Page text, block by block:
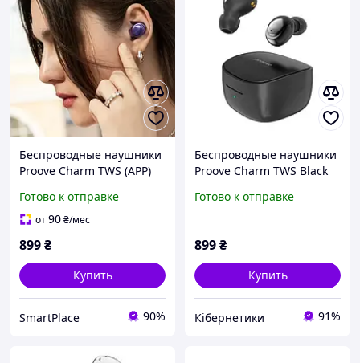
Беспроводные наушники
Proove Charm TWS (APP)
Готово к отправке
от90₴/мес
899₴
Купить
SmartPlace 90%
Беспроводные наушники
Proove Charm TWS Black
Готово к отправке
899₴
Купить
Кібернетики 91%